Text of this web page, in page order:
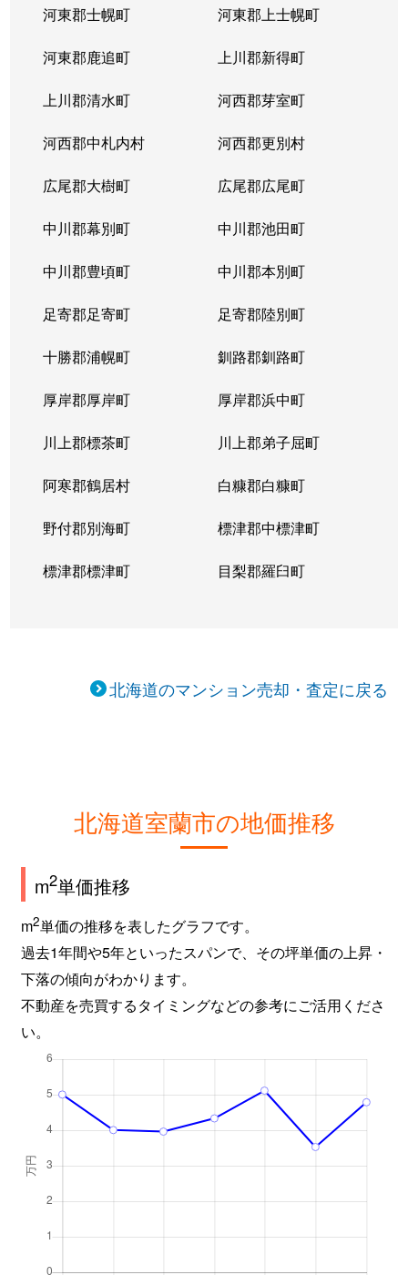
河東郡士幌町 河東郡上士幌町
河東郡鹿追町 上川郡新得町
上川郡清水町 河西郡芽室町
河西郡中札内村 河西郡更別村
広尾郡大樹町 広尾郡広尾町
中川郡幕別町 中川郡池田町
中川郡豊頃町 中川郡本別町
足寄郡足寄町 足寄郡陸別町
十勝郡浦幌町 釧路郡釧路町
厚岸郡厚岸町 厚岸郡浜中町
川上郡標茶町 川上郡弟子屈町
阿寒郡鶴居村 白糠郡白糠町
野付郡別海町 標津郡中標津町
標津郡標津町 目梨郡羅臼町
北海道のマンション売却・査定に戻る
北海道室蘭市の地価推移
m2単価推移
m2単価の推移を表したグラフです。
過去1年間や5年といったスパンで、その坪単価の上昇・
下落の傾向がわかります。
不動産を売買するタイミングなどの参考にご活用くださ
い。